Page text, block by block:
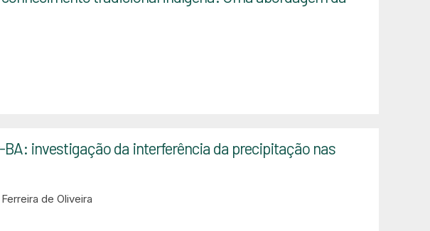
investigação da interferência da precipitação nas
de Oliveira